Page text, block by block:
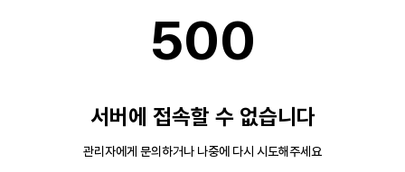
500
서버에 접속할 수 없습니다
관리자에게 문의하거나 나중에 다시 시도해주세요